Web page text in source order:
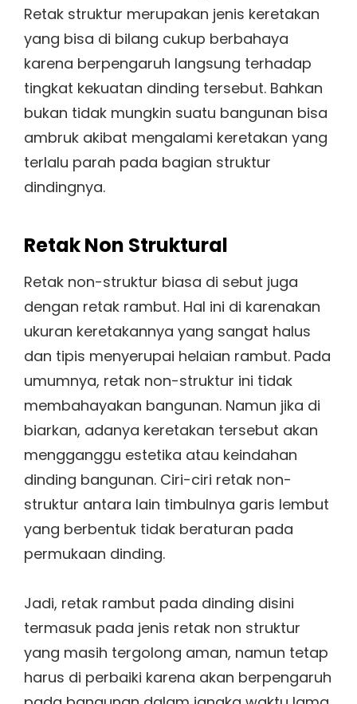
Retak struktur merupakan jenis keretakan
yang bisa di bilang cukup berbahaya
karena berpengaruh langsung terhadap
tingkat kekuatan dinding tersebut. Bahkan
bukan tidak mungkin suatu bangunan bisa
ambruk akibat mengalami keretakan yang
terlalu parah pada bagian struktur
dindingnya.
Retak Non Struktural
Retak non-struktur biasa di sebut juga
dengan retak rambut. Hal ini di karenakan
ukuran keretakannya yang sangat halus
dan tipis menyerupai helaian rambut. Pada
umumnya, retak non-struktur ini tidak
membahayakan bangunan. Namun jika di
biarkan, adanya keretakan tersebut akan
mengganggu estetika atau keindahan
dinding bangunan. Ciri-ciri retak non-
struktur antara lain timbulnya garis lembut
yang berbentuk tidak beraturan pada
permukaan dinding.
Jadi, retak rambut pada dinding disini
termasuk pada jenis retak non struktur
yang masih tergolong aman, namun tetap
harus di perbaiki karena akan berpengaruh